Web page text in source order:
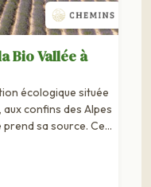
Bio Vallée à
écologique située
confins des Alpes
sa source. Ce